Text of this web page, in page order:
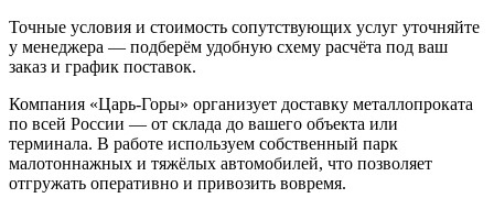
Точные условия и стоимость сопутствующих услуг уточняйте
у менеджера — подберём удобную схему расчёта под ваш
заказ и график поставок.
Компания «Царь-Горы» организует доставку металлопроката
по всей России — от склада до вашего объекта или
терминала. В работе используем собственный парк
малотоннажных и тяжёлых автомобилей, что позволяет
отгружать оперативно и привозить вовремя.